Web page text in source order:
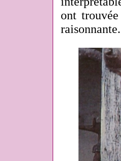
ont
raisonnante.